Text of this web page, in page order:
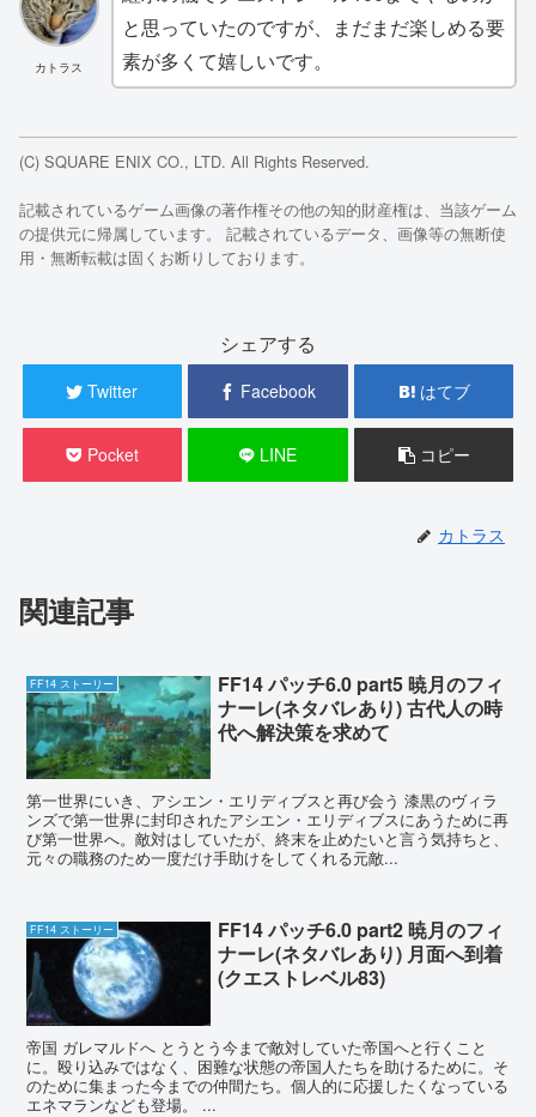
カトラス
と思っていたのですが、まだまだ楽しめる要
素が多くて嬉しいです。
(C) SQUARE ENIX CO., LTD. All Rights Reserved.
記載されているゲーム画像の著作権その他の知的財産権は、当該ゲーム
の提供元に帰属しています。 記載されているデータ、画像等の無断使
用・無断転載は固くお断りしております。
シェアする
Twitter Facebook はてブ
Pocket LINE コピー
カトラス
関連記事
FF14 ストーリー
FF14 パッチ6.0 part5 暁月のフィ
ナーレ(ネタバレあり) 古代人の時
代へ解決策を求めて
第一世界にいき、アシエン・エリディブスと再び会う 漆黒のヴィラ
ンズで第一世界に封印されたアシエン・エリディブスにあうために再
び第一世界へ。敵対はしていたが、終末を止めたいと言う気持ちと、
元々の職務のため一度だけ手助けをしてくれる元敵...
FF14 ストーリー
FF14 パッチ6.0 part2 暁月のフィ
ナーレ(ネタバレあり) 月面へ到着
(クエストレベル83)
帝国 ガレマルドへ とうとう今まで敵対していた帝国へと行くこと
に。殴り込みではなく、困難な状態の帝国人たちを助けるために。そ
のために集まった今までの仲間たち。個人的に応援したくなっている
エネマランなども登場。 ...